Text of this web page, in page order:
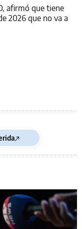
afirmó que tiene
2026 que no va a